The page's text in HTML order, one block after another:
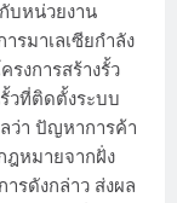
บหน่วยงาน
รมาเลเซียกำลัง
งการสร้างรั้ว
วที่ติดตั้งระบบ
ว่า ปัญหาการค้า
ฎหมายจากฝั่ง
รดังกล่าว ส่งผล